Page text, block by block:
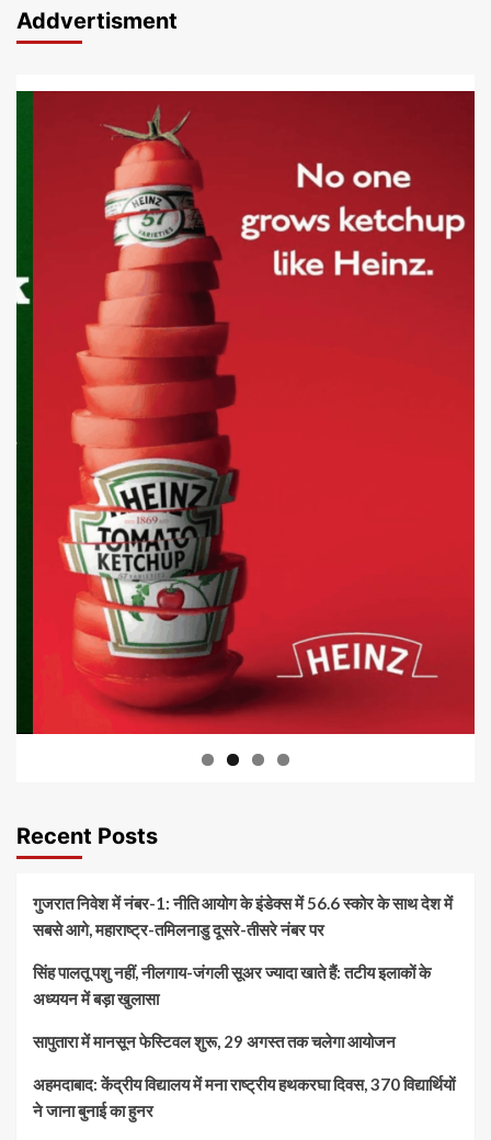
Addvertisment
Recent Posts
गुजरात निवेश में नंबर-1: नीति आयोग के इंडेक्स में 56.6 स्कोर के साथ देश में
सबसे आगे, महाराष्ट्र-तमिलनाडु दूसरे-तीसरे नंबर पर
सिंह पालतू पशु नहीं, नीलगाय-जंगली सूअर ज्यादा खाते हैं: तटीय इलाकों के
अध्ययन में बड़ा खुलासा
सापुतारा में मानसून फेस्टिवल शुरू, 29 अगस्त तक चलेगा आयोजन
अहमदाबाद: केंद्रीय विद्यालय में मना राष्ट्रीय हथकरघा दिवस, 370 विद्यार्थियों
ने जाना बुनाई का हुनर